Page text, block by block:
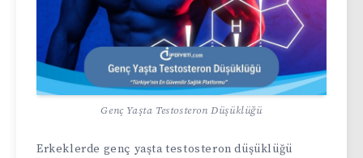
Genç Yaşta Testosteron Düşüklüğü
Erkeklerde genç yaşta testosteron düşüklüğü